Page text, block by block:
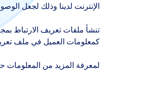
الإنترنت لدينا وذلك لجعل
تنشأ ملفات تعريف الارتباط
كمعلومات العميل في ملف
لمعرفة المزيد من المعلومات